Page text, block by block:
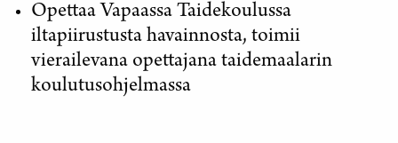
Opettaa Vapaassa Taidekoulussa
iltapiirustusta havainnosta, toimii
vierailevana opettajana taidemaalarin
koulutusohjelmassa